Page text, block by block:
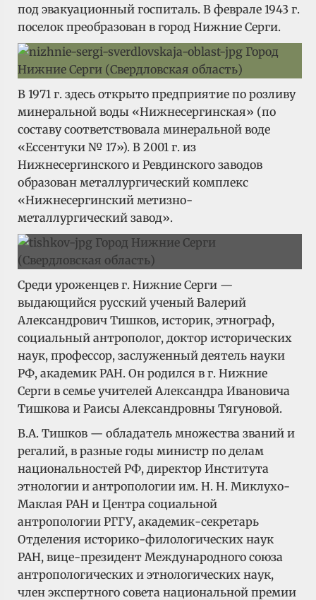
под эвакуационный госпиталь. В феврале 1943 г.
поселок преобразован в город Нижние Серги.
В 1971 г. здесь открыто предприятие по розливу
минеральной воды «Нижнесергинская» (по
составу соответствовала минеральной воде
«Ессентуки № 17»). В 2001 г. из
Нижнесергинского и Ревдинского заводов
образован металлургический комплекс
«Нижнеcергинский метизно-
металлургический завод».
Среди уроженцев г. Нижние Серги —
выдающийся русский ученый Валерий
Александрович Тишков, историк, этнограф,
социальный антрополог, доктор исторических
наук, профессор, заслуженный деятель науки
РФ, академик РАН. Он родился в г. Нижние
Серги в семье учителей Александра Ивановича
Тишкова и Раисы Александровны Тягуновой.
В.А. Тишков — обладатель множества званий и
регалий, в разные годы министр по делам
национальностей РФ, директор Института
этнологии и антропологии им. Н. Н. Миклухо-
Маклая РАН и Центра социальной
антропологии РГГУ, академик-секретарь
Отделения историко-филологических наук
РАН, вице-президент Международного союза
антропологических и этнологических наук,
член экспертного совета национальной премии